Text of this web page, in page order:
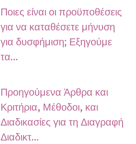
Ποιες είναι οι προϋποθέσεις
για να καταθέσετε μήνυση
για δυσφήμιση; Εξηγούμε
τα...
Προηγούμενα Άρθρα και
Κριτήρια, Μέθοδοι, και
Διαδικασίες για τη Διαγραφή
Διαδικτ...